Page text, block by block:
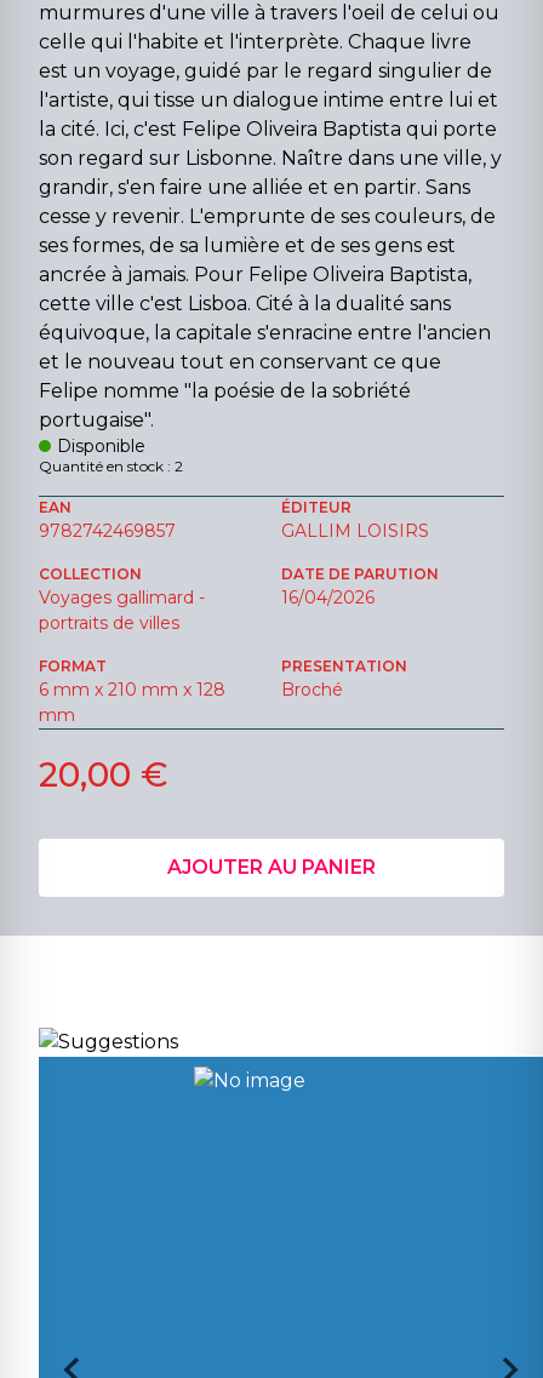
murmures d'une ville à travers l'oeil de celui ou
celle qui l'habite et l'interprète. Chaque livre
est un voyage, guidé par le regard singulier de
l'artiste, qui tisse un dialogue intime entre lui et
la cité. Ici, c'est Felipe Oliveira Baptista qui porte
son regard sur Lisbonne. Naître dans une ville, y
grandir, s'en faire une alliée et en partir. Sans
cesse y revenir. L'emprunte de ses couleurs, de
ses formes, de sa lumière et de ses gens est
ancrée à jamais. Pour Felipe Oliveira Baptista,
cette ville c'est Lisboa. Cité à la dualité sans
équivoque, la capitale s'enracine entre l'ancien
et le nouveau tout en conservant ce que
Felipe nomme "la poésie de la sobriété
portugaise".
Disponible
Quantité en stock : 2
EAN
9782742469857
ÉDITEUR
GALLIM LOISIRS
COLLECTION
Voyages gallimard -
portraits de villes
DATE DE PARUTION
16/04/2026
FORMAT
6 mm x 210 mm x 128
mm
PRESENTATION
Broché
20,00 €
AJOUTER AU PANIER